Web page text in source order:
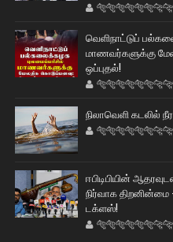
வெளிநாட்டுப்
மாணவர்களுக்கு
ஒப்புதல்!
நிலாவெளி கடலில்
ஈபிடிபியின்
நிர்வாக திறனின்மை
டக்ளஸ்!